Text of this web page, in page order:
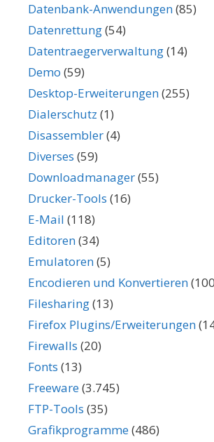
Datenbank-Anwendungen(85)
Datenrettung(54)
Datentraegerverwaltung(14)
Demo (59)
Desktop-Erweiterungen(255)
Dialerschutz (1)
Disassembler(4)
Diverses (59)
Downloadmanager(55)
Drucker-Tools (16)
E-Mail (118)
Editoren(34)
Emulatoren(5)
Encodieren und Konvertieren
Filesharing(13)
Firefox Plugins/Erweiterungen
Firewalls (20)
Fonts (13)
Freeware(3.745)
FTP-Tools (35)
Grafikprogramme(486)